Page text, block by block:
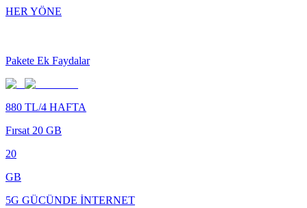
HER YÖNE
Pakete Ek Faydalar
880 TL/4 HAFTA
Fırsat 20 GB
20
GB
5G GÜCÜNDE İNTERNET